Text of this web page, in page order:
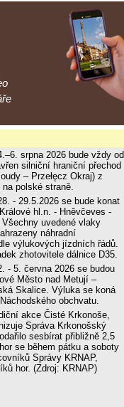
srpna 2026 bude vždy od
silniční hraniční přechod
– Przełęcz Okraj) z
polské straně.
- 29.5.2026 se bude konat
hl.n. - Hněvčeves -
uvedené vlaky
náhradní
výlukových jízdních řádů.
zhotovitele dálnice D35.
- 5. června 2026 se budou
Město nad Metují –
Skalice. Výluka se koná
obchvatu.
akce Čisté Krkonoše,
Správa Krkonošský
sesbírat přibližně 2,5
se během pátku a soboty
Správy KRNAP,
hor. (Zdroj: KRNAP)